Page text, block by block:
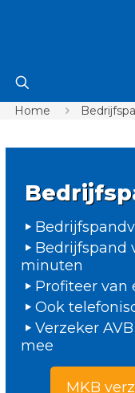
Home
Bedrijfspand
minuten
Profiteer van
Ook
Verzeker
mee
MKB